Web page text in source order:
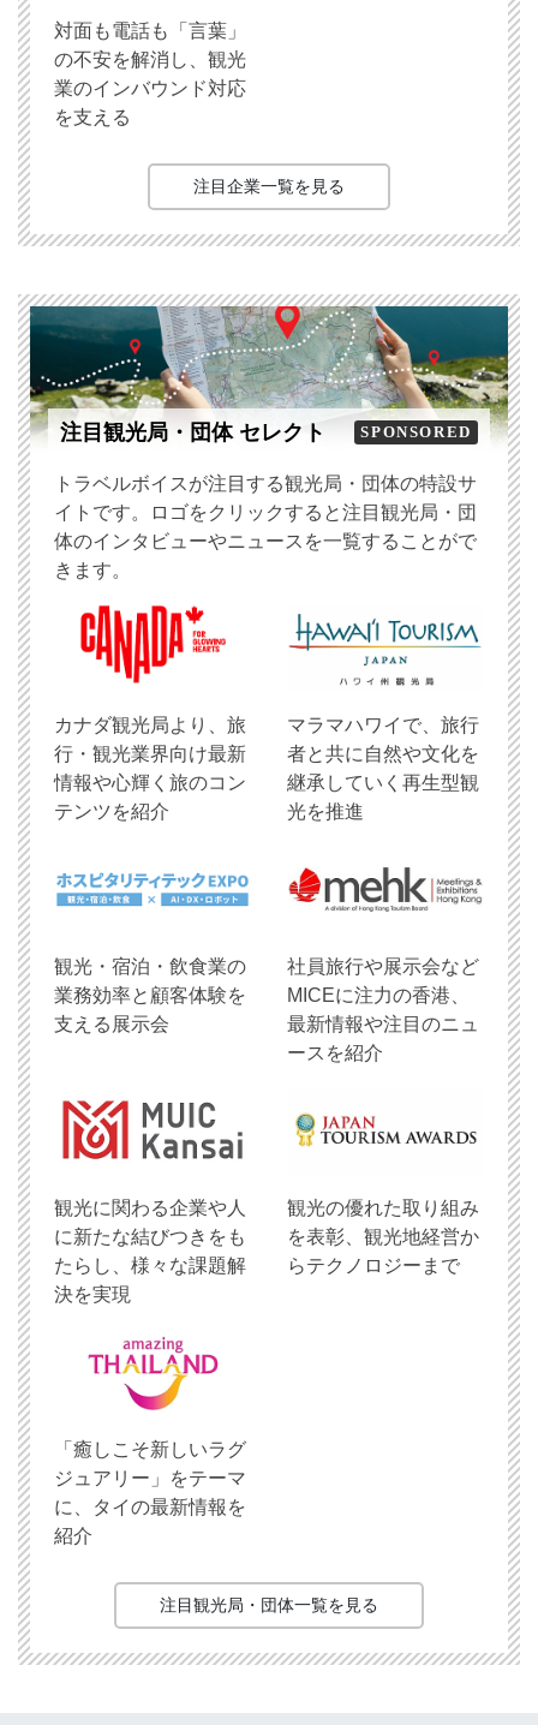
対面も電話も「言葉」
の不安を解消し、観光
業のインバウンド対応
を支える
注目企業一覧を見る
注目観光局・団体 セレクト SPONSORED
トラベルボイスが注目する観光局・団体の特設サ
イトです。ロゴをクリックすると注目観光局・団
体のインタビューやニュースを一覧することがで
きます。
​カナダ観光局より、旅
行・観光業界向け最新
情報や心輝く旅のコン
テンツを紹介
マラマハワイで、旅行
者と共に自然や文化を
継承していく再生型観
光を推進
観光・宿泊・飲食業の
業務効率と顧客体験を
支える展示会
社員旅行や展示会など
MICEに注力の香港、
最新情報や注目のニュ
ースを紹介
観光に関わる企業や人
に新たな結びつきをも
たらし、様々な課題解
決を実現
観光の優れた取り組み
を表彰、観光地経営か
らテクノロジーまで
「癒しこそ新しいラグ
ジュアリー」をテーマ
に、タイの最新情報を
紹介
注目観光局・団体一覧を見る